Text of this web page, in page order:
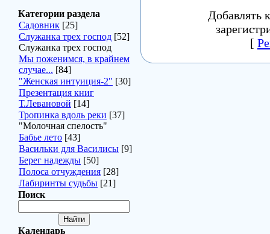
Категории раздела
Садовник [25]
Служанка трех господ [52]
Служанка трех господ
Мы поженимся, в крайнем
случае... [84]
"Женская интуиция-2" [30]
Презентация книг
Т.Левановой [14]
Тропинка вдоль реки [37]
"Молочная спелость"
Бабье лето [43]
Васильки для Василисы [9]
Берег надежды [50]
Полоса отчуждения [28]
Лабиринты судьбы [21]
Поиск
Календарь
Добавлять
[